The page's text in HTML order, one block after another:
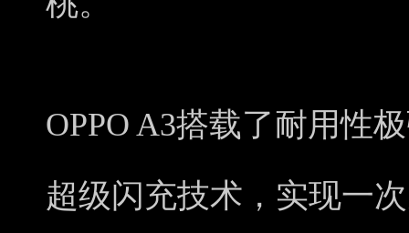
OPPO A3搭载了耐用性
超级闪充技术，实现一